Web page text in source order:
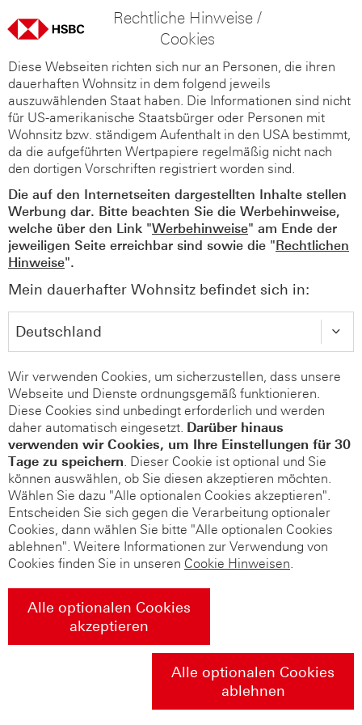
Rechtliche Hinweise /
Cookies
Diese Webseiten richten sich nur an Personen, die ihren
dauerhaften Wohnsitz in dem folgend jeweils
auszuwählenden Staat haben. Die Informationen sind nicht
für US-amerikanische Staatsbürger oder Personen mit
Wohnsitz bzw. ständigem Aufenthalt in den USA bestimmt,
da die aufgeführten Wertpapiere regelmäßig nicht nach
den dortigen Vorschriften registriert worden sind.
Die auf den Internetseiten dargestellten Inhalte stellen
Werbung dar. Bitte beachten Sie die Werbehinweise,
welche über den Link "Werbehinweise" am Ende der
jeweiligen Seite erreichbar sind sowie die "Rechtlichen
Hinweise".
Mein dauerhafter Wohnsitz befindet sich in:
Wir verwenden Cookies, um sicherzustellen, dass unsere
Webseite und Dienste ordnungsgemäß funktionieren.
Diese Cookies sind unbedingt erforderlich und werden
daher automatisch eingesetzt. Darüber hinaus
verwenden wir Cookies, um Ihre Einstellungen für 30
Tage zu speichern. Dieser Cookie ist optional und Sie
können auswählen, ob Sie diesen akzeptieren möchten.
Wählen Sie dazu "Alle optionalen Cookies akzeptieren".
Entscheiden Sie sich gegen die Verarbeitung optionaler
Cookies, dann wählen Sie bitte "Alle optionalen Cookies
ablehnen". Weitere Informationen zur Verwendung von
Cookies finden Sie in unseren Cookie Hinweisen.
Alle optionalen Cookies
akzeptieren
Alle optionalen Cookies
ablehnen